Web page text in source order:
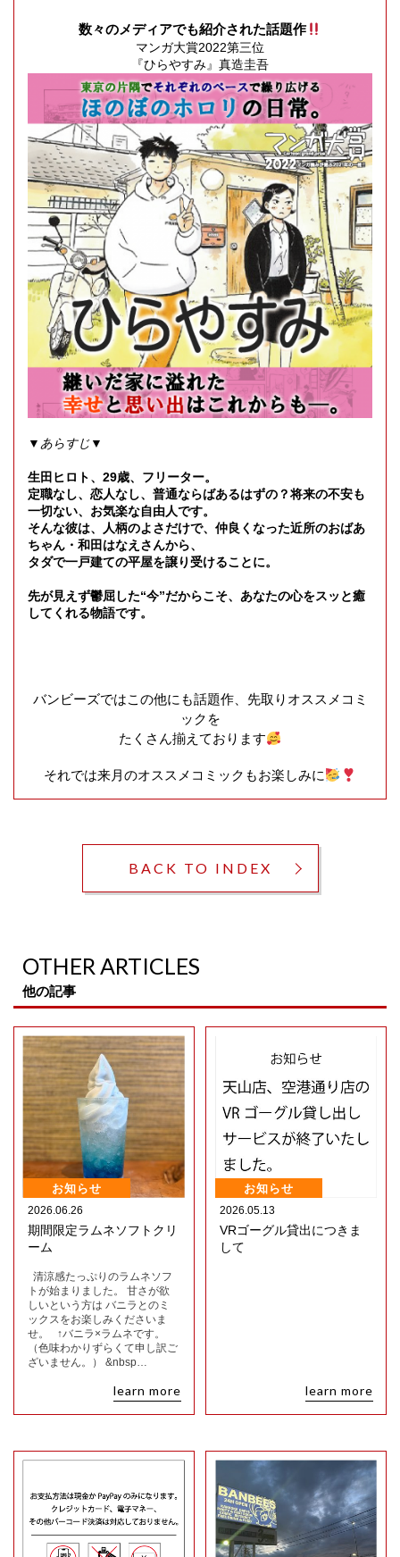
数々のメディアでも紹介された話題作
マンガ大賞2022第三位
『ひらやすみ』真造圭吾
▼あらすじ▼
生田ヒロト、29歳、フリーター。
定職なし、恋人なし、普通ならばあるはずの？将来の不安も
一切ない、お気楽な自由人です。
そんな彼は、人柄のよさだけで、仲良くなった近所のおばあ
ちゃん・和田はなえさんから、
タダで一戸建ての平屋を譲り受けることに。
先が見えず鬱屈した“今”だからこそ、あなたの心をスッと癒
してくれる物語です。
バンビーズではこの他にも話題作、先取りオススメコミ
ックを
たくさん揃えております
それでは来月のオススメコミックもお楽しみに
BACK TO INDEX
OTHER ARTICLES
他の記事
お知らせ
2026.06.26
期間限定ラムネソフトクリ
ーム
清涼感たっぷりのラムネソフ
トが始まりました。 甘さが欲
しいという方は バニラとのミ
ックスをお楽しみくださいま
せ。 ↑バニラ×ラムネです。
（色味わかりずらくて申し訳ご
ざいません。） &nbsp…
learn more
お知らせ
2026.05.13
VRゴーグル貸出につきま
して
learn more